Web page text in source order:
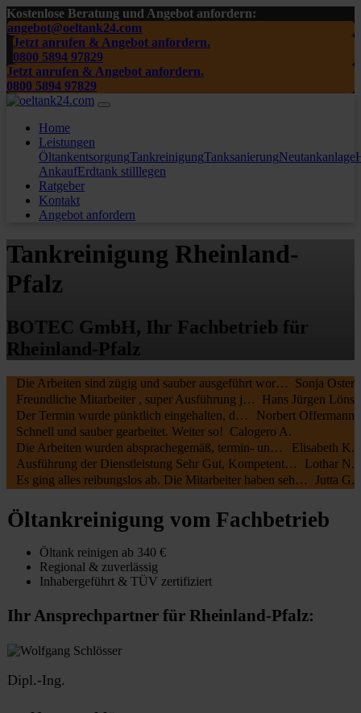
Kostenlose Beratung und Angebot anfordern:
angebot@oeltank24.com
Jetzt anrufen & Angebot anfordern.
0800 5894 97829
Jetzt anrufen & Angebot anfordern.
0800 5894 97829
Home
Leistungen
ÖltankentsorgungTankreinigungTanksanierungNeutankanlage
AnkaufErdtank stilllegen
Ratgeber
Kontakt
Angebot anfordern
Tankreinigung Rheinland-
Pfalz
BOTEC GmbH, Ihr Fachbetrieb für
Rheinland-Pfalz
Sonja Oster
Die Arbeiten sind zügig und sauber ausgeführt worden, wir waren sehr zufrieden. Die MA waren freundlich , nochmal ein Danke schön an die beiden.
Hans Jürgen Löns
Freundliche Mitarbeiter , super Ausführung jederzeit zu empfehlen
Norbert Offermann
Der Termin wurde pünktlich eingehalten, die Mitarbeiter waren kundenfreundlich und haben alles gut erledigt. Die Rechnung entsprach dem Auftrag.
Calogero A.
Schnell und sauber gearbeitet. Weiter so!
Elisabeth K.
Die Arbeiten wurden absprachegemäß, termin- und fachgerecht zu unserer vollsten Zufriedenheit durchgeführt. Sehr freundliche Kommunikation sowohl mit Öltank24 als auch mit der Fa. Botec
Lothar N.
Ausführung der Dienstleistung Sehr Gut, Kompetente Mitarbeiter, Sehr Freundliches Personal
Jutta G.
Es ging alles reibungslos ab. Die Mitarbeiter haben sehr schnell und sauber gearbeitet.
Öltankreinigung vom Fachbetrieb
Öltank reinigen ab 340 €
Regional & zuverlässig
Inhabergeführt & TÜV zertifiziert
Ihr Ansprechpartner für Rheinland-Pfalz:
Dipl.-Ing.